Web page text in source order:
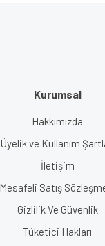
Kurumsal
Hakkımızda
Üyelik ve Kullanım
İletişim
Mesafeli Satış
Gizlilik Ve Güvenlik
Tüketici Hakları